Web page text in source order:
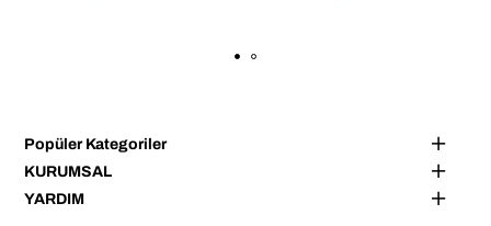
Popüler Kategoriler
KURUMSAL
YARDIM